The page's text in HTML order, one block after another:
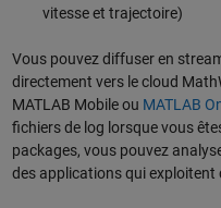
vitesse et trajectoire)
Vous pouvez diffuser en
directement vers le cloud
MATLAB Mobile ou MATLAB
fichiers de log lorsque vous
packages, vous pouvez
des applications qui exploitent